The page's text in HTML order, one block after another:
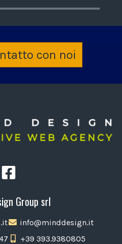
con noi
Group srl
info@minddesign.it
+39 393.9380805